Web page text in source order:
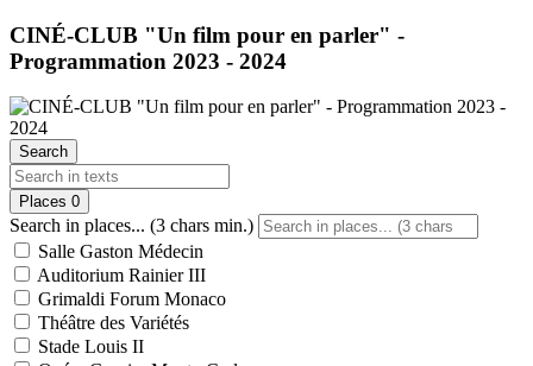
CINÉ-CLUB "Un film pour en parler" -
Programmation 2023 - 2024
Search
Places 0
Search in places... (3 chars min.)
Salle Gaston Médecin
Auditorium Rainier III
Grimaldi Forum Monaco
Théâtre des Variétés
Stade Louis II